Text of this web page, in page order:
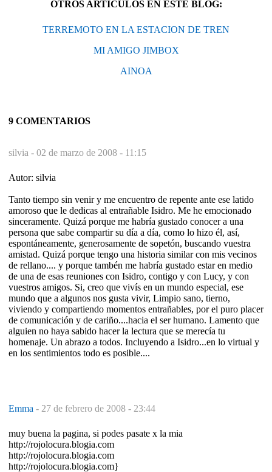
OTROS ARTÍCULOS EN ESTE BLOG:
TERREMOTO EN LA ESTACION DE TREN
MI AMIGO JIMBOX
AINOA
9 COMENTARIOS
silvia - 02 de marzo de 2008 - 11:15
Autor: silvia
Tanto tiempo sin venir y me encuentro de repente ante ese latido
amoroso que le dedicas al entrañable Isidro. Me he emocionado
sinceramente. Quizá porque me habría gustado conocer a una
persona que sabe compartir su día a día, como lo hizo él, así,
espontáneamente, generosamente de sopetón, buscando vuestra
amistad. Quizá porque tengo una historia similar con mis vecinos
de rellano.... y porque tambén me habría gustado estar en medio
de una de esas reuniones con Isidro, contigo y con Lucy, y con
vuestros amigos. Si, creo que vivís en un mundo especial, ese
mundo que a algunos nos gusta vivir, Limpio sano, tierno,
viviendo y compartiendo momentos entrañables, por el puro placer
de comunicación y de cariño....hacia el ser humano. Lamento que
alguien no haya sabido hacer la lectura que se merecía tu
homenaje. Un abrazo a todos. Incluyendo a Isidro...en lo virtual y
en los sentimientos todo es posible....
Emma - 27 de febrero de 2008 - 23:44
muy buena la pagina, si podes pasate x la mia
http://rojolocura.blogia.com
http://rojolocura.blogia.com
http://rojolocura.blogia.com}